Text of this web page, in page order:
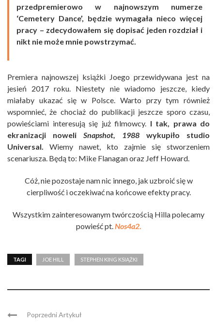
przedpremierowo w najnowszym numerze
‘Cemetery Dance’, będzie wymagała nieco więcej
pracy – zdecydowałem się dopisać jeden rozdział i
nikt nie może mnie powstrzymać.
Premiera najnowszej książki Joego przewidywana jest na
jesień 2017 roku. Niestety nie wiadomo jeszcze, kiedy
miałaby ukazać się w Polsce. Warto przy tym również
wspomnieć, że chociaż do publikacji jeszcze sporo czasu,
powieściami interesują się już filmowcy. I tak, prawa do
ekranizacji noweli Snapshot, 1988 wykupiło studio
Universal. Wiemy nawet, kto zajmie się stworzeniem
scenariusza. Będą to: Mike Flanagan oraz Jeff Howard.
Cóż, nie pozostaje nam nic innego, jak uzbroić się w
cierpliwość i oczekiwać na końcowe efekty pracy.
Wszystkim zainteresowanym twórczością Hilla polecamy
powieść pt.Nos4a2.
TAGI JOE HILL STEPHEN KING KSIĄŻKI
Poprzedni Artykuł